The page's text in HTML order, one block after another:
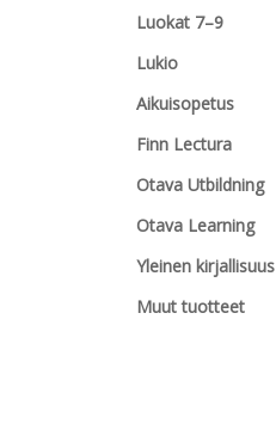
Luokat 7–9
Lukio
Aikuisopetus
Finn Lectura
Otava Utbildning
Otava Learning
Yleinen kirjallisuus
Muut tuotteet